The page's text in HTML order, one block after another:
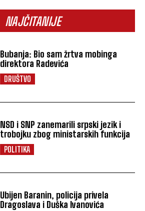
NAJČITANIJE
Bubanja: Bio sam žrtva mobinga
direktora Radevića
DRUŠTVO
NSD i SNP zanemarili srpski jezik i
trobojku zbog ministarskih funkcija
POLITIKA
Ubijen Baranin, policija privela
Dragoslava i Duška Ivanovića